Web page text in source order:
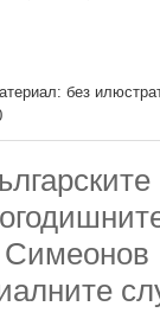
без